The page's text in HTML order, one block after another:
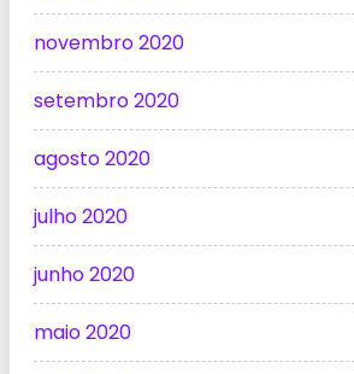
novembro 2020
setembro 2020
agosto 2020
julho 2020
junho 2020
maio 2020